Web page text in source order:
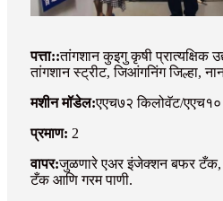
पत्ता::तांगशान कुइगु कृषी प्रात्यक्षिक
तांगशान स्ट्रीट, जिआंगनिंग जिल्हा,
मशीन मॉडेल:एएच७२ किलोवॅट/
प्रमाण: 2
वापर:जुळणारे एअर इंजेक्शन बफर टँक,
टँक आणि गरम पाणी.